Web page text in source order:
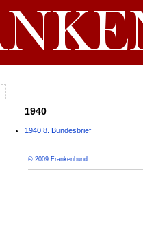
1940
1940 8. Bundesbrief
© 2009 Frankenbund